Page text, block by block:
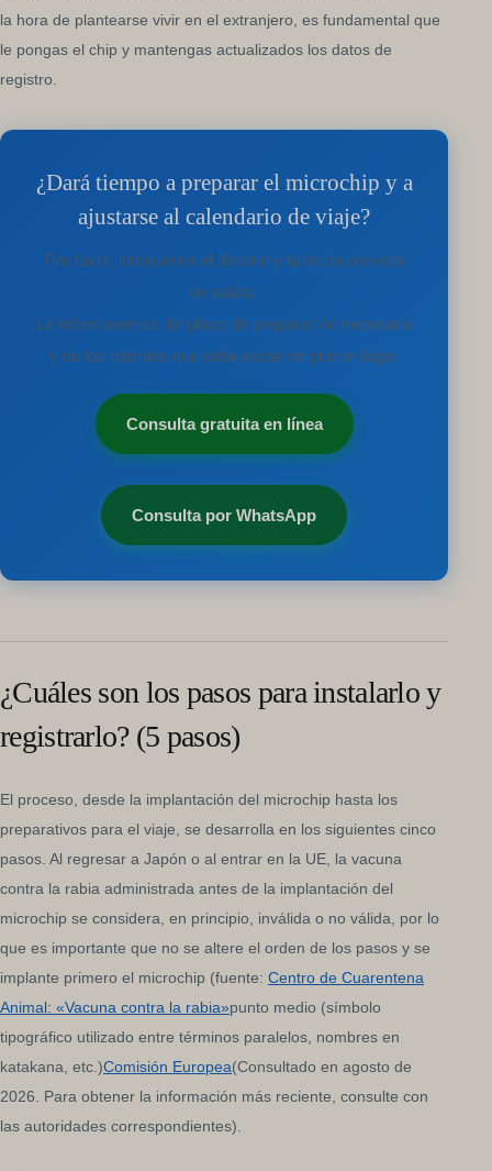
la hora de plantearse vivir en el extranjero, es fundamental que
le pongas el chip y mantengas actualizados los datos de
registro.
¿Dará tiempo a preparar el microchip y a
ajustarse al calendario de viaje?
Por favor, indíquenos el destino y la fecha prevista
de salida.
Le informaremos del plazo de preparación necesario
y de los trámites que debe iniciar en primer lugar.
Consulta gratuita en línea
Consulta por WhatsApp
¿Cuáles son los pasos para instalarlo y
registrarlo? (5 pasos)
El proceso, desde la implantación del microchip hasta los
preparativos para el viaje, se desarrolla en los siguientes cinco
pasos. Al regresar a Japón o al entrar en la UE, la vacuna
contra la rabia administrada antes de la implantación del
microchip se considera, en principio, inválida o no válida, por lo
que es importante que no se altere el orden de los pasos y se
implante primero el microchip (fuente: Centro de Cuarentena
Animal: «Vacuna contra la rabia»punto medio (símbolo
tipográfico utilizado entre términos paralelos, nombres en
katakana, etc.)Comisión Europea(Consultado en agosto de
2026. Para obtener la información más reciente, consulte con
las autoridades correspondientes).